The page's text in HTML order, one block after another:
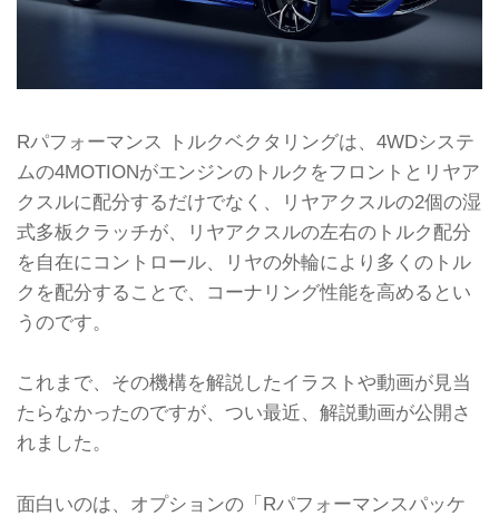
Rパフォーマンス トルクベクタリングは、4WDシステ
ムの4MOTIONがエンジンのトルクをフロントとリヤア
クスルに配分するだけでなく、リヤアクスルの2個の湿
式多板クラッチが、リヤアクスルの左右のトルク配分
を自在にコントロール、リヤの外輪により多くのトル
クを配分することで、コーナリング性能を高めるとい
うのです。
これまで、その機構を解説したイラストや動画が見当
たらなかったのですが、つい最近、解説動画が公開さ
れました。
面白いのは、オプションの「Rパフォーマンスパッケ